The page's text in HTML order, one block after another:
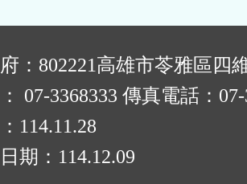
：802221高雄市苓雅區四
07-3368333 傳真電話：07-
114.11.28
期： 114.12.09